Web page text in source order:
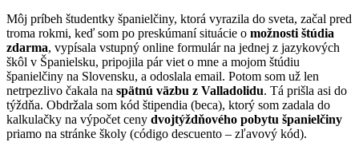
Môj príbeh študentky španielčiny, ktorá vyrazila do sveta, začal pred
troma rokmi, keď som po preskúmaní situácie o možnosti štúdia
zdarma, vypísala vstupný online formulár na jednej z jazykových
škôl v Španielsku, pripojila pár viet o mne a mojom štúdiu
španielčiny na Slovensku, a odoslala email. Potom som už len
netrpezlivo čakala na spätnú väzbu z Valladolidu. Tá prišla asi do
týždňa. Obdržala som kód štipendia (beca), ktorý som zadala do
kalkulačky na výpočet ceny dvojtýždňového pobytu španielčiny
priamo na stránke školy (código descuento – zľavový kód).